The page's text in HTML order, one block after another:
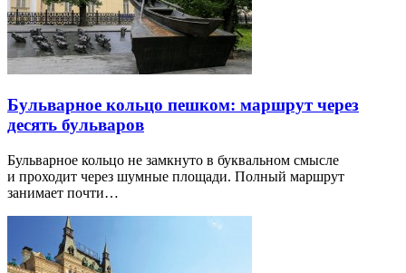
Бульварное кольцо пешком: маршрут через
десять бульваров
Бульварное кольцо не замкнуто в буквальном смысле
и проходит через шумные площади. Полный маршрут
занимает почти…